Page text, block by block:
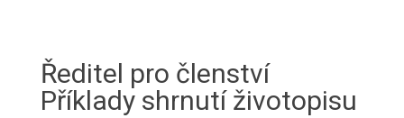
Ředitel pro členství
Příklady shrnutí životopisu